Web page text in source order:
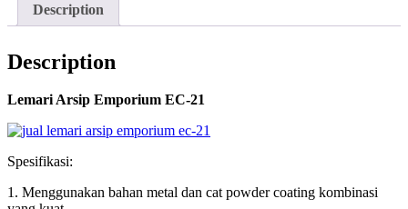
Description
Description
Lemari Arsip Emporium EC-21
Spesifikasi:
1. Menggunakan bahan metal dan cat powder coating kombinasi